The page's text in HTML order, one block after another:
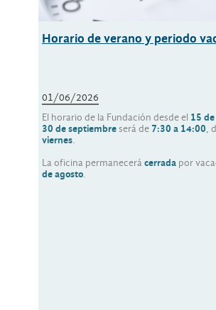
Horario de verano y periodo
01/06/2026
El horario de la Fundación desde el 15
30 de septiembreserá de 7:30 a 14:00,
viernes.
La oficina permanecerá cerrada por
de agosto.